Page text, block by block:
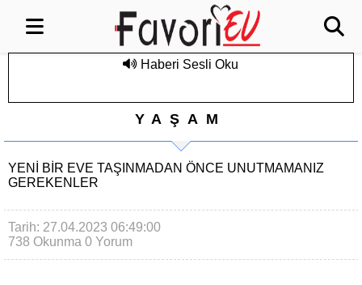
Haberi Sesli Oku
YAŞAM
YENI BIR EVE TAŞINMADAN ÖNCE UNUTMAMANIZ
GEREKENLER
Tarih: 27.04.2023 06:49:00
738 Okunma 0 Yorum